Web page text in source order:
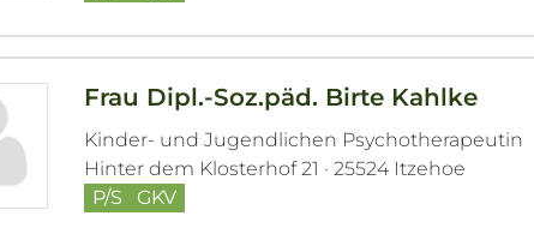
Frau Dipl.-Soz.päd. Birte Kahlke
Kinder- und Jugendlichen Psychotherapeutin
Hinter dem Klosterhof 21 · 25524 Itzehoe
P/S
GKV